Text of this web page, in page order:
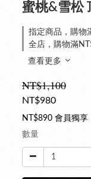
蜜桃&雪松
指定商品，購物
全店，購物滿
查看更多
NT$1,100
NT$980
NT$890 會員獨享
數量